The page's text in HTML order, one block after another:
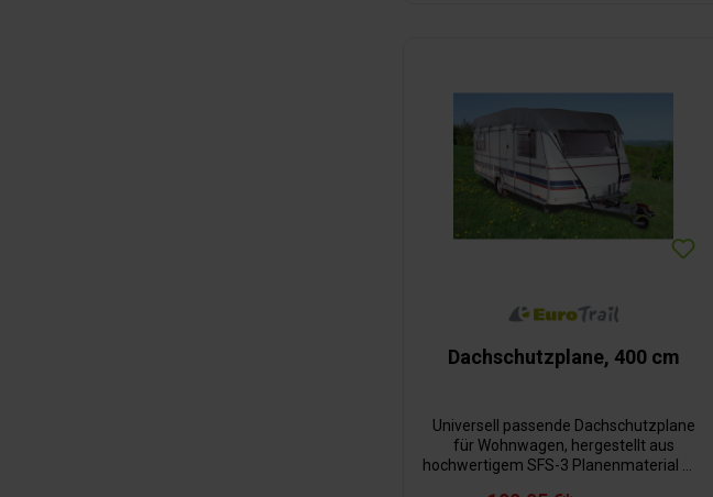
Dachschutzplane, 400 cm
Universell passende Dachschutzplane
für Wohnwagen, hergestellt aus
hochwertigem SFS-3 Planenmaterial mit